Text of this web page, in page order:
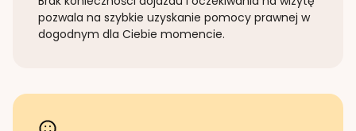
pozwala na szybkie uzyskanie pomocy prawnej w
dogodnym dla Ciebie momencie.